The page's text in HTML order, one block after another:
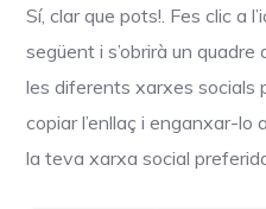
Sí, clar que pots!. Fes clic a
següent i s’obrirà un
les diferents xarxes socials
copiar l’enllaç i enganxar-lo
la teva xarxa social